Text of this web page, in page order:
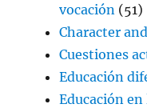
vocación (51)
Character
Cuestiones
Educación
Educación